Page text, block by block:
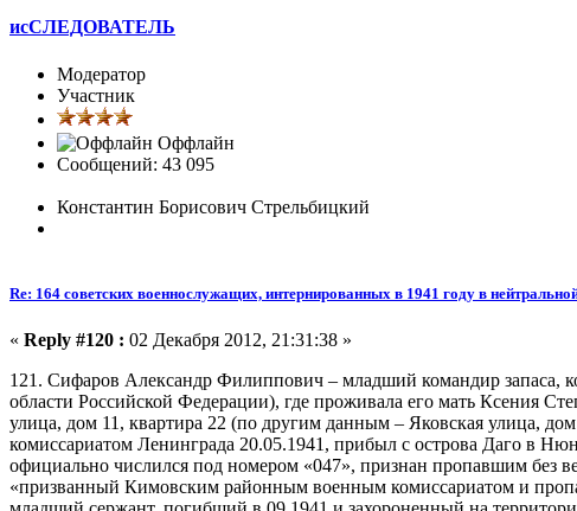
исСЛЕДОВАТЕЛЬ
Модератор
Участник
Оффлайн
Сообщений: 43 095
Константин Борисович Стрельбицкий
Re: 164 советских военнослужащих, интернированных в 1941 году в
« Reply #120 : 02 Декабря 2012, 21:31:38 »
121. Сифаров Александр Филиппович – младший командир запаса,
области Российской Федерации), где проживала его мать Ксения
улица, дом 11, квартира 22 (по другим данным – Яковская улица,
комиссариатом Ленинграда 20.05.1941, прибыл с острова Даго в
официально числился под номером «047», признан пропавшим без
«призванный Кимовским районным военным комиссариатом и